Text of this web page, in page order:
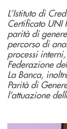
L’Istituto di
Certificato UNI
parità di
percorso di
processi
Federazione
La Banca,
Parità di
l’attuazione